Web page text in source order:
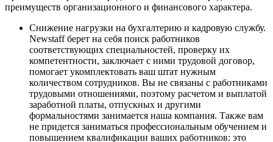
преимуществ организационного и финансового характера.
Снижение нагрузки на бухгалтерию и кадровую службу.
Newstaff берет на себя поиск работников
соответствующих специальностей, проверку их
компетентности, заключает с ними трудовой договор,
помогает укомплектовать ваш штат нужным
количеством сотрудников. Вы не связаны с работниками
трудовыми отношениями, поэтому расчетом и выплатой
заработной платы, отпускных и другими
формальностями занимается наша компания. Также вам
не придется заниматься профессиональным обучением и
повышением квалификации ваших работников: это